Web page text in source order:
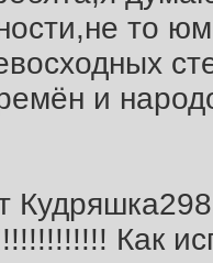
то
и
Кудряшка298
Как